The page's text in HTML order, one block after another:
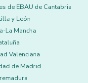
de EBAU de Cantabria
y León
La Mancha
Valenciana
de Madrid